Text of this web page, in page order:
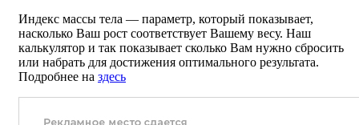
Индекс массы тела — параметр, который показывает,
насколько Ваш рост соответствует Вашему весу. Наш
калькулятор и так показывает сколько Вам нужно сбросить
или набрать для достижения оптимального результата.
Подробнее на здесь